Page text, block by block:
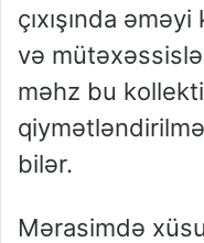
çıxışında
və
məhz bu
bilər.
Mərasimdə